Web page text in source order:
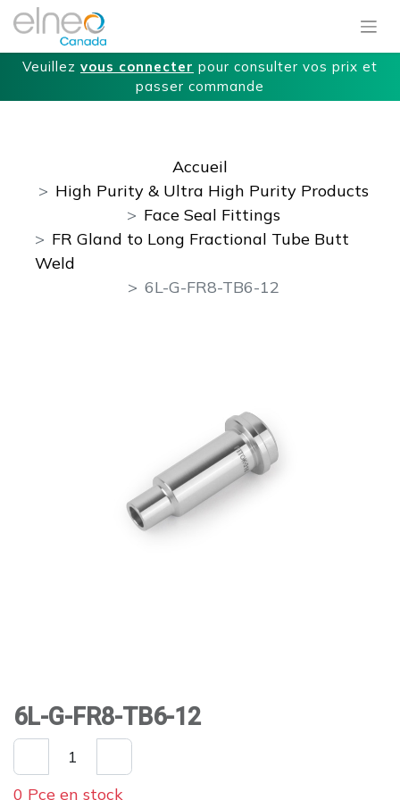
Veuillez vous connecter pour consulter vos prix et
passer commande
Accueil
High Purity & Ultra High Purity Products
Face Seal Fittings
FR Gland to Long Fractional Tube Butt
Weld
6L-G-FR8-TB6-12
6L-G-FR8-TB6-12
0 Pce en stock